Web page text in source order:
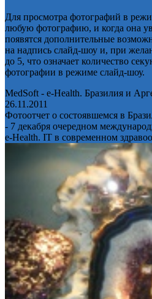
Для просмотра фотографий в
любую фотографию, и когда она
появятся дополнительные
на надпись слайд-шоу и, при
до 5, что означает количество
фотографии в режиме слайд-шоу.
MedSoft - e-Health. Бразилия и
26.11.2011
Фотоотчет о состоявшемся в
- 7 декабря очередном
e-Health. IT в современном